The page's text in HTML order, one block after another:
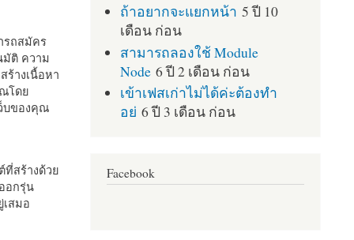
รถสมัคร
มัติ ความ
ร้างเนื้อหา
ณโดย
บของคุณ
ที่สร้างด้วย
อกรุ่น
สมอ
ถ้าอยากจะแยกหน้า 5 ปี 10
เดือน ก่อน
สามารถลองใช้ Module
Node 6 ปี 2 เดือน ก่อน
เข้าเฟสเก่าไม่ได้ค่ะต้องทำ
อย่ 6 ปี 3 เดือน ก่อน
Facebook